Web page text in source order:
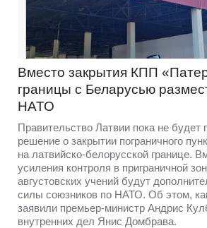
Вместо закрытия КПП
границы с Беларусью
НАТО
Правительство Латвии пока не будет
решение о закрытии пограничного
на латвийско-белорусской границе.
усиления контроля в приграничной
августовских учений будут
силы союзников по НАТО. Об этом,
заявили премьер-министр Андрис
внутренних дел Янис Домбрава.